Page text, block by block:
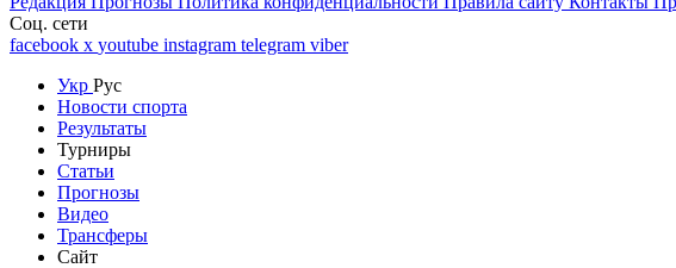
Соц. сети
facebook x youtube instagram telegram viber
Укр Рус
Новости спорта
Результаты
Турниры
Статьи
Прогнозы
Видео
Трансферы
Сайт